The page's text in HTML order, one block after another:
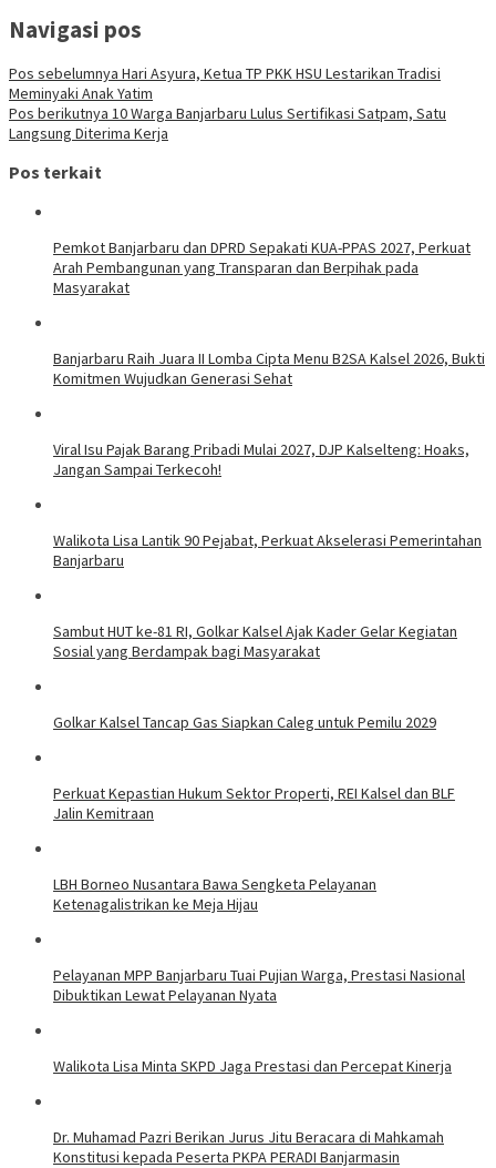
Navigasi pos
Pos sebelumnya Hari Asyura, Ketua TP PKK HSU Lestarikan Tradisi
Meminyaki Anak Yatim
Pos berikutnya 10 Warga Banjarbaru Lulus Sertifikasi Satpam, Satu
Langsung Diterima Kerja
Pos terkait
Pemkot Banjarbaru dan DPRD Sepakati KUA-PPAS 2027, Perkuat
Arah Pembangunan yang Transparan dan Berpihak pada
Masyarakat
Banjarbaru Raih Juara II Lomba Cipta Menu B2SA Kalsel 2026, Bukti
Komitmen Wujudkan Generasi Sehat
Viral Isu Pajak Barang Pribadi Mulai 2027, DJP Kalselteng: Hoaks,
Jangan Sampai Terkecoh!
Walikota Lisa Lantik 90 Pejabat, Perkuat Akselerasi Pemerintahan
Banjarbaru
Sambut HUT ke-81 RI, Golkar Kalsel Ajak Kader Gelar Kegiatan
Sosial yang Berdampak bagi Masyarakat
Golkar Kalsel Tancap Gas Siapkan Caleg untuk Pemilu 2029
Perkuat Kepastian Hukum Sektor Properti, REI Kalsel dan BLF
Jalin Kemitraan
LBH Borneo Nusantara Bawa Sengketa Pelayanan
Ketenagalistrikan ke Meja Hijau
Pelayanan MPP Banjarbaru Tuai Pujian Warga, Prestasi Nasional
Dibuktikan Lewat Pelayanan Nyata
Walikota Lisa Minta SKPD Jaga Prestasi dan Percepat Kinerja
Dr. Muhamad Pazri Berikan Jurus Jitu Beracara di Mahkamah
Konstitusi kepada Peserta PKPA PERADI Banjarmasin